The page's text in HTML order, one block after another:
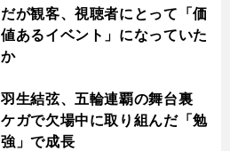
だが観客、視聴者にとって「価
値あるイベント」になっていた
か
羽生結弦、五輪連覇の舞台裏
ケガで欠場中に取り組んだ「勉
強」で成長